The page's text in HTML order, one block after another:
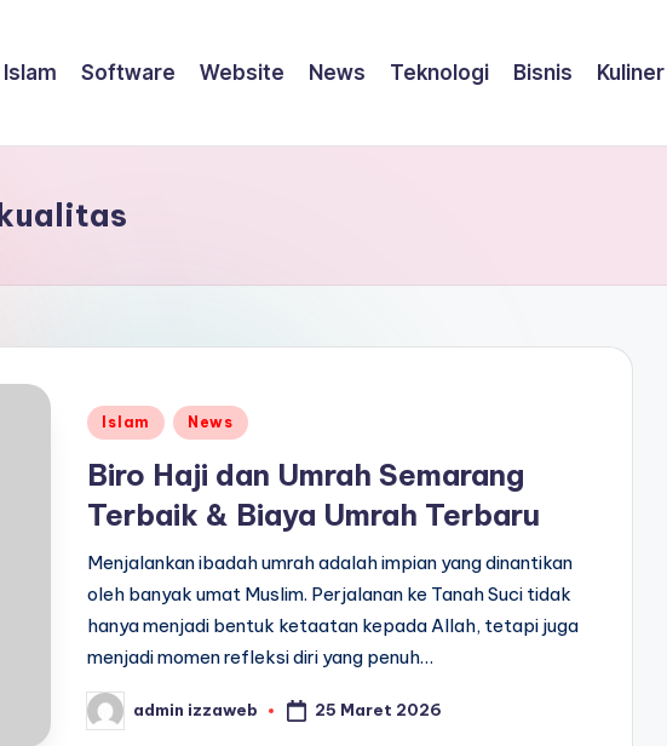
Islam Software Website News Teknologi Bisnis Kuliner
Posted
Islam News
Biro Haji dan Umrah Semarang
Terbaik & Biaya Umrah Terbaru
Menjalankan ibadah umrah adalah impian yang dinantikan
oleh banyak umat Muslim. Perjalanan ke Tanah Suci tidak
hanya menjadi bentuk ketaatan kepada Allah, tetapi juga
menjadi momen refleksi diri yang penuh…
Posted
by
admin izzaweb 25 Maret 2026